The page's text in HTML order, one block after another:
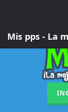
Mis pps - La